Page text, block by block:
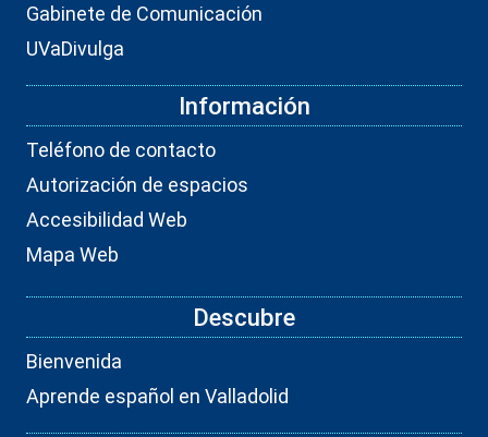
Gabinete de Comunicación
UVaDivulga
Información
Teléfono de contacto
Autorización de espacios
Accesibilidad Web
Mapa Web
Descubre
Bienvenida
Aprende español en Valladolid